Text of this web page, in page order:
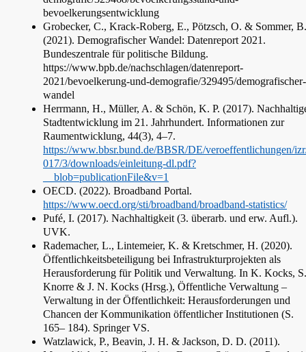
bevoelkerungsentwicklung
Grobecker, C., Krack-Roberg, E., Pötzsch, O. & Sommer, B.
(2021). Demografischer Wandel: Datenreport 2021.
Bundeszentrale für politische Bildung.
https://www.bpb.de/nachschlagen/datenreport-
2021/bevoelkerung-und-demografie/329495/demografischer-
wandel
Herrmann, H., Müller, A. & Schön, K. P. (2017).
Stadtentwicklung im 21. Jahrhundert. Informationen zur
Raumentwicklung, 44(3), 4–7.
https://www.bbsr.bund.de/BBSR/DE/veroeffentlichungen/
017/3/downloads/einleitung-dl.pdf?
__blob=publicationFile&v=1
OECD. (2022). Broadband Portal.
https://www.oecd.org/sti/broadband/broadband-statistics/
Pufé, I. (2017). Nachhaltigkeit (3. überarb. und erw. Aufl.).
UVK.
Rademacher, L., Lintemeier, K. & Kretschmer, H. (2020).
Öffentlichkeitsbeteiligung bei Infrastrukturprojekten als
Herausforderung für Politik und Verwaltung. In K. Kocks, S.
Knorre & J. N. Kocks (Hrsg.), Öffentliche Verwaltung –
Verwaltung in der Öffentlichkeit: Herausforderungen und
Chancen der Kommunikation öffentlicher Institutionen (S.
165– 184). Springer VS.
Watzlawick, P., Beavin, J. H. & Jackson, D. D. (2011).